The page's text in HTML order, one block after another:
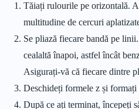
Tăiați rulourile pe orizontală.
multitudine de cercuri
Se pliază fiecare bandă pe
cealaltă înapoi, astfel încât
Asigurați-vă că fiecare dintre
Deschideți formele z și formați
După ce ați terminat, începeți